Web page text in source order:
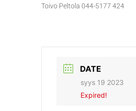
Toivo Peltola 044-5177 424
DATE
syys 19 2023
Expired!